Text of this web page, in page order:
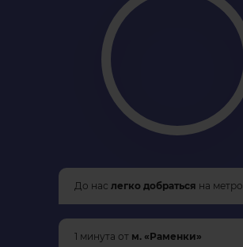
До нас легко добраться на метро
1 минута от м. «Раменки»